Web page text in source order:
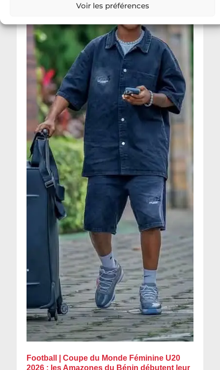
Voir les préférences
Football | Coupe du Monde Féminine U20
2026 : les Amazones du Bénin débutent leur